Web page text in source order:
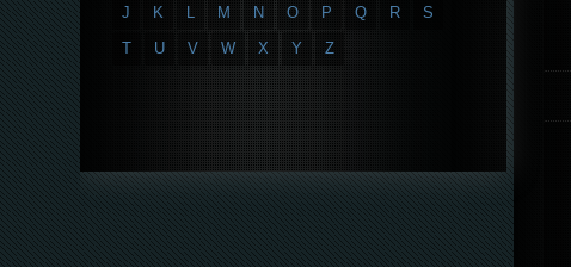
J
K L M N O P Q R
S
T
U V W X Y Z